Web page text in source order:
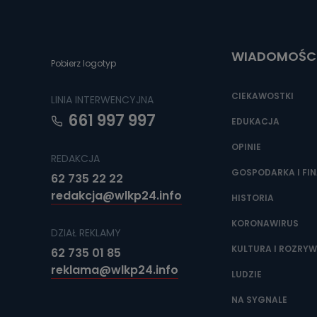
Jakie
źródeł
adres
Jak
Pobierz logotyp
LINIA INTERWENCYJNA
661 997 997
REDAKCJA
62 735 22 22
redakcja@wlkp24.info
DZIAŁ REKLAMY
62 735 01 85
reklama@wlkp24.info
CIEKAWOSTKI
EDUKACJA
OPINIE
GOSPODARKA I
HISTORIA
KORONAWIRUS
KULTURA I
LUDZIE
NA SYGNALE